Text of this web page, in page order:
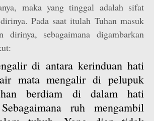
maka yang tinggal adalah sifat
Pada saat itulah Tuhan masuk
dirinya, sebagaimana digambarkan
di antara kerinduan hati
mata mengalir di pelupuk
berdiam di dalam hati
ruh mengambil